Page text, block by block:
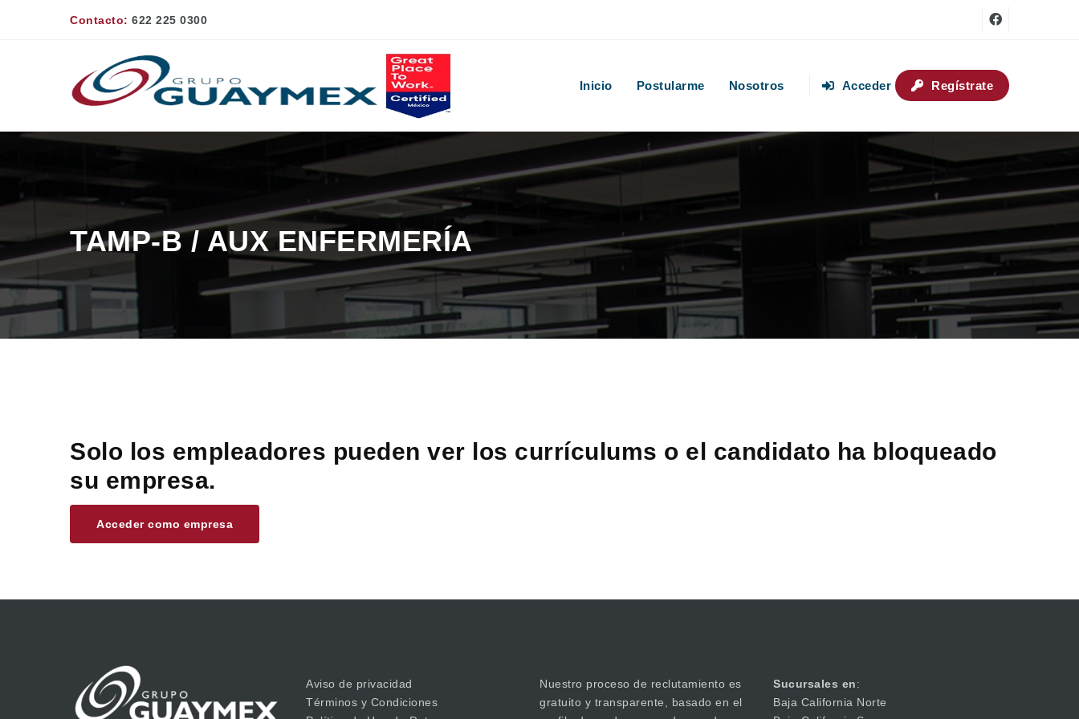
Contacto: 622 225 0300
Inicio Postularme Nosotros Acceder Regístrate
TAMP-B / AUX ENFERMERÍA
Solo los empleadores pueden ver los currículums o el candidato ha bloqueado
su empresa.
Acceder como empresa
Aviso de privacidad
Términos y Condiciones
Nuestro proceso de reclutamiento es
gratuito y transparente, basado en el
Sucursales en:
Baja California Norte